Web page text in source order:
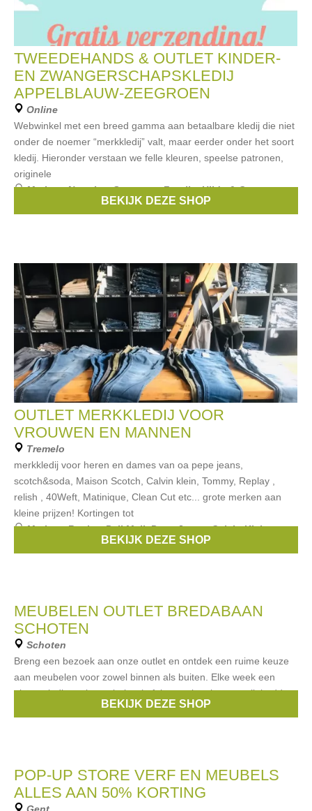
TWEEDEHANDS & OUTLET KINDER-
EN ZWANGERSCHAPSKLEDIJ
APPELBLAUW-ZEEGROEN
Online
Webwinkel met een breed gamma aan betaalbare kledij die niet
onder de noemer “merkkledij” valt, maar eerder onder het soort
kledij. Hieronder verstaan we felle kleuren, speelse patronen,
originele
Merken:Noppies,Someone,Fragile,Hilde & Co,
BEKIJK DEZE SHOP
OUTLET MERKKLEDIJ VOOR
VROUWEN EN MANNEN
Tremelo
merkkledij voor heren en dames van oa pepe jeans,
scotch&soda, Maison Scotch, Calvin klein, Tommy, Replay ,
relish , 40Weft, Matinique, Clean Cut etc... grote merken aan
kleine prijzen! Kortingen tot
Merken:Replay,Pall Mall,Pepe Jeans,Calvin Klein,
BEKIJK DEZE SHOP
MEUBELEN OUTLET BREDABAAN
SCHOTEN
Schoten
Breng een bezoek aan onze outlet en ontdek een ruime keuze
aan meubelen voor zowel binnen als buiten. Elke week een
nieuwe lading tuinmeubelen (tafels, stoelen, lounges, ligbedden,
BEKIJK DEZE SHOP
POP-UP STORE VERF EN MEUBELS
ALLES AAN 50% KORTING